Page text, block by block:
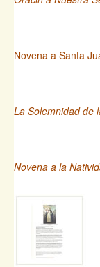
Novena a Santa
La Solemnidad de
Novena a la